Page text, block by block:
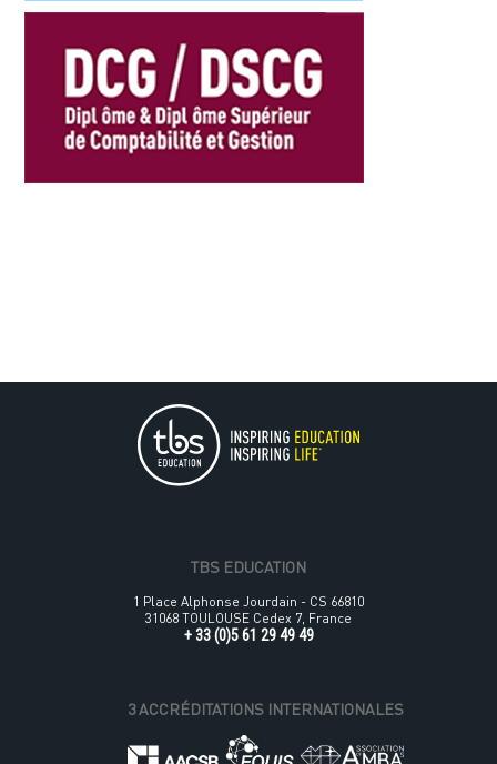
TBS EDUCATION
1 Place Alphonse Jourdain - CS 66810
31068 TOULOUSE Cedex 7, France
+ 33 (0)5 61 29 49 49
3 ACCRÉDITATIONS INTERNATIONALES